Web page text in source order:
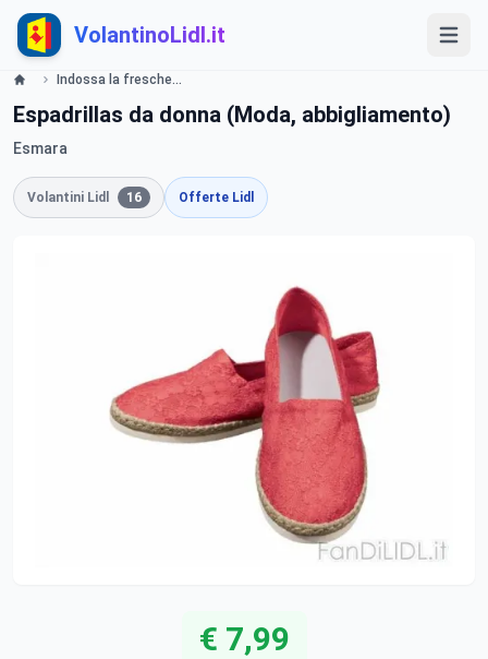
VolantinoLidl.it
Indossa la freschezza del lino- LIDL Catalogue - Offerte valide dal 13 maggio 2019 Lidl
Espadrillas da donna (Moda, abbigliamento)
Esmara
Volantini Lidl 16 Offerte Lidl
€ 7,99